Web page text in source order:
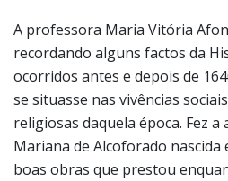
A professora Maria Vitória
recordando alguns factos da
ocorridos antes e depois de
se situasse nas vivências
religiosas daquela época. Fez
Mariana de Alcoforado nascida
boas obras que prestou